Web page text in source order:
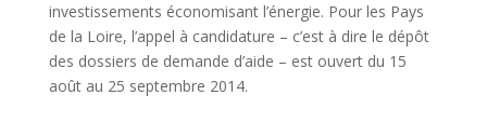
investissements économisant l’énergie. Pour les Pays
de la Loire, l’appel à candidature – c’est à dire le dépôt
des dossiers de demande d’aide – est ouvert du 15
août au 25 septembre 2014.